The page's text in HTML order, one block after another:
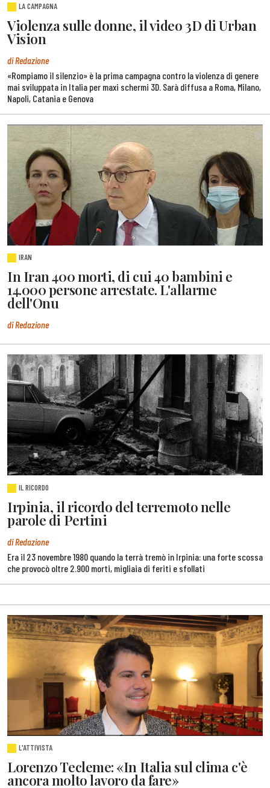
LA CAMPAGNA
Violenza sulle donne, il video 3D di Urban
Vision
di Redazione
«Rompiamo il silenzio» è la prima campagna contro la violenza di genere
mai sviluppata in Italia per maxi schermi 3D. Sarà diffusa a Roma, Milano,
Napoli, Catania e Genova
IRAN
In Iran 400 morti, di cui 40 bambini e
14.000 persone arrestate. L'allarme
dell'Onu
di Redazione
IL RICORDO
Irpinia, il ricordo del terremoto nelle
parole di Pertini
di Redazione
Era il 23 novembre 1980 quando la terrà tremò in Irpinia: una forte scossa
che provocò oltre 2.900 morti, migliaia di feriti e sfollati
L'ATTIVISTA
Lorenzo Tecleme: «In Italia sul clima c'è
ancora molto lavoro da fare»